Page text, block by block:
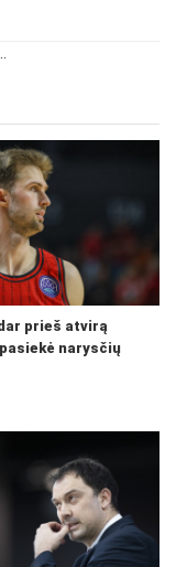
prieš atvirą
narysčių